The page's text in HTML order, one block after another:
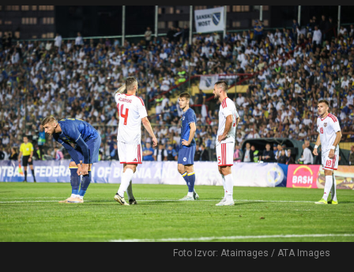
Foto Izvor: Ataimages / ATA Images